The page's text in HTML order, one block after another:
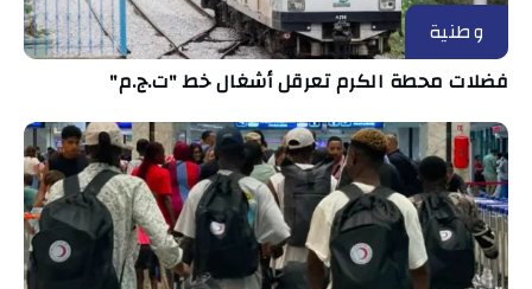
وطنية
فضلات محطة الكرم تعرقل أشغال خط "ت.ج.م"